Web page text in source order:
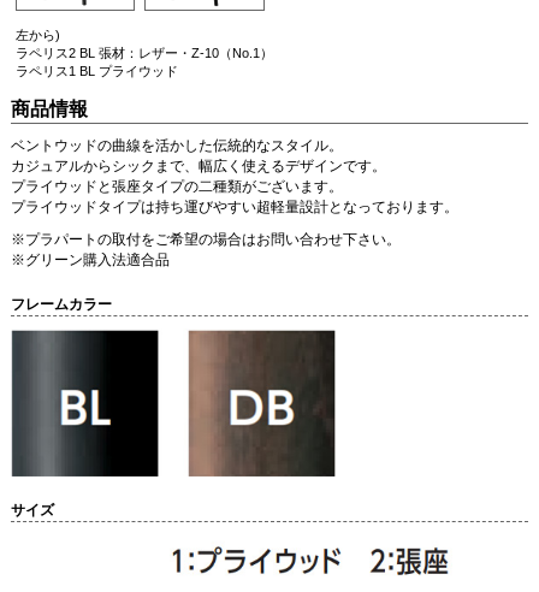
左から)
ラペリス2 BL 張材：レザー・Z-10（No.1）
ラペリス1 BL プライウッド
商品情報
ベントウッドの曲線を活かした伝統的なスタイル。
カジュアルからシックまで、幅広く使えるデザインです。
プライウッドと張座タイプの二種類がございます。
プライウッドタイプは持ち運びやすい超軽量設計となっております。
※プラパートの取付をご希望の場合はお問い合わせ下さい。
※グリーン購入法適合品
フレームカラー
サイズ